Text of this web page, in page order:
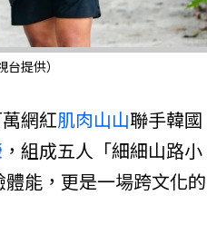
提供）
網紅肌肉山山聯手韓國
，組成五人「細細山路小
能，更是一場跨文化